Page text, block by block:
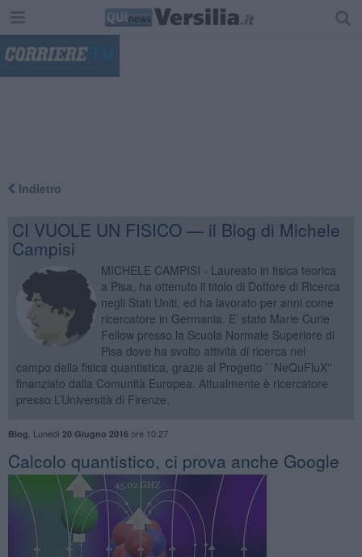
Indietro
CI VUOLE UN FISICO — il Blog di Michele
Campisi
MICHELE CAMPISI - Laureato in fisica teorica
a Pisa, ha ottenuto il titolo di Dottore di Ricerca
negli Stati Uniti, ed ha lavorato per anni come
ricercatore in Germania. E’ stato Marie Curie
Fellow presso la Scuola Normale Superiore di
Pisa dove ha svolto attività di ricerca nel
campo della fisica quantistica, grazie al Progetto ``NeQuFluX''
finanziato dalla Comunità Europea. Attualmente è ricercatore
presso L’Università di Firenze.
Blog Lunedì 20 Giugno 2016ore 10:27
​Calcolo quantistico, ci prova anche Google